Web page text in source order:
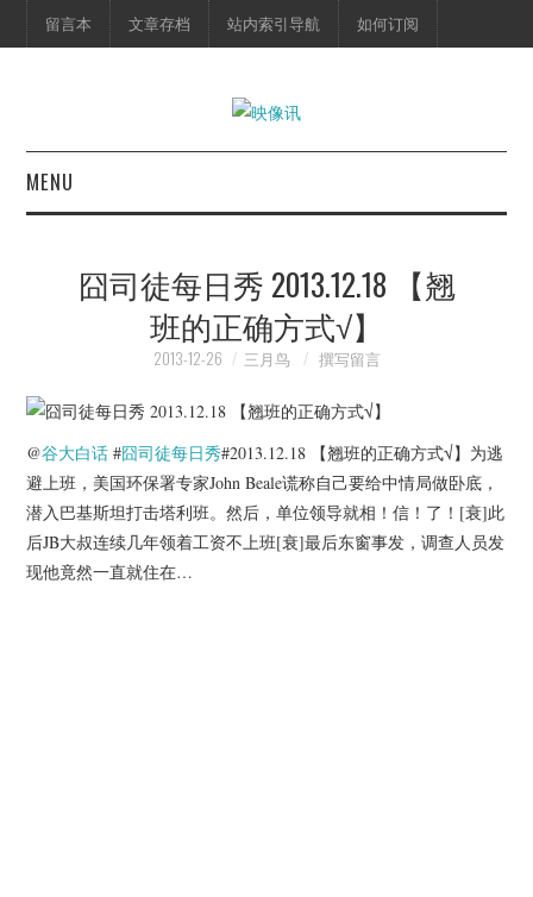
留言本 文章存档 站内索引导航 如何订阅
MENU
映像快讯
海报剧照
脱口秀
杂七杂八
囧司徒每日秀 2013.12.18 【翘
班的正确方式√】
2013-12-26 三月鸟 撰写留言
@谷大白话 #囧司徒每日秀#2013.12.18 【翘班的正确方式√】为逃
避上班，美国环保署专家John Beale谎称自己要给中情局做卧底，
潜入巴基斯坦打击塔利班。然后，单位领导就相！信！了！[衰]此
后JB大叔连续几年领着工资不上班[衰]最后东窗事发，调查人员发
现他竟然一直就住在…